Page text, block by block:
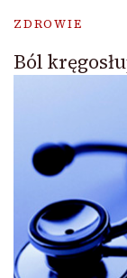
ZDROWIE
Ból